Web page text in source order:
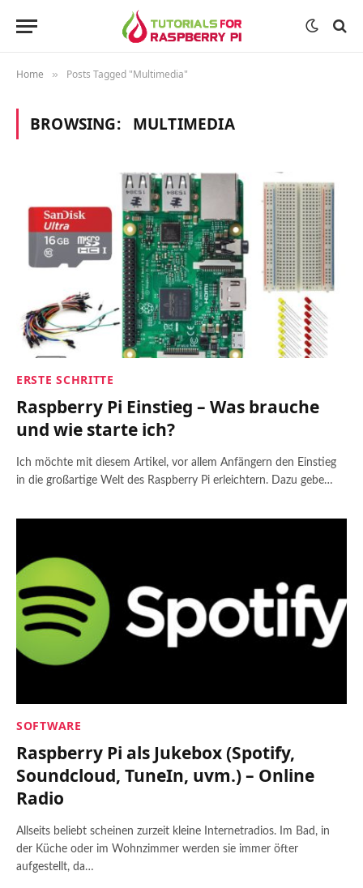
Home » Posts Tagged "Multimedia"
BROWSING: MULTIMEDIA
ERSTE SCHRITTE
Raspberry Pi Einstieg – Was brauche
und wie starte ich?
Ich möchte mit diesem Artikel, vor allem Anfängern den Einstieg
in die großartige Welt des Raspberry Pi erleichtern. Dazu gebe…
SOFTWARE
Raspberry Pi als Jukebox (Spotify,
Soundcloud, TuneIn, uvm.) – Online
Radio
Allseits beliebt scheinen zurzeit kleine Internetradios. Im Bad, in
der Küche oder im Wohnzimmer werden sie immer öfter
aufgestellt, da…